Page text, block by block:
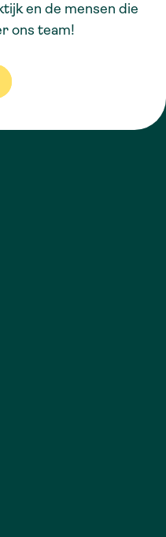
en de mensen die
ons team!